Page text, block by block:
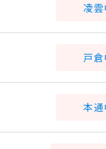
凌
戸
本